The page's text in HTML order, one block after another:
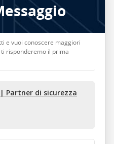
e vuoi conoscere maggiori
risponderemo il prima
| Partner di sicurezza